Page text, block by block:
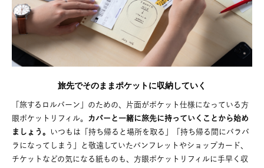
旅先でそのままポケットに収納していく
「旅するロルバーン」のための、片面がポケット仕様になっている方
眼ポケットリフィル。
カバーと一緒に旅先に持っていくことから始め
ましょう。 いつもは「持ち帰ると場所を取る」「持ち帰る間にバラバ
ラになってしまう」と敬遠していたパンフレットやショップカード、
チケットなどの気になる紙ものも、方眼ポケットリフィルに手早く収